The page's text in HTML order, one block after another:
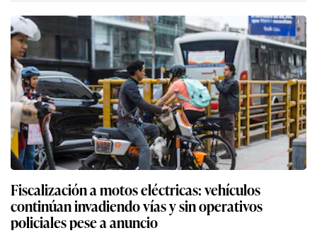
Fiscalización a motos eléctricas: vehículos
continúan invadiendo vías y sin operativos
policiales pese a anuncio